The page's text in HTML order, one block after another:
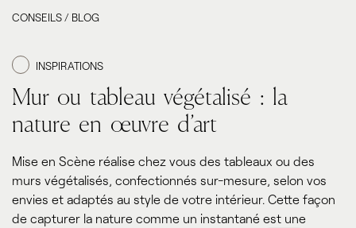
CONSEILS / BLOG
INSPIRATIONS
Mur ou tableau végétalisé : la
nature en œuvre d’art
Mise en Scène réalise chez vous des tableaux ou des
murs végétalisés, confectionnés sur-mesure, selon vos
envies et adaptés au style de votre intérieur. Cette façon
de capturer la nature comme un instantané est une